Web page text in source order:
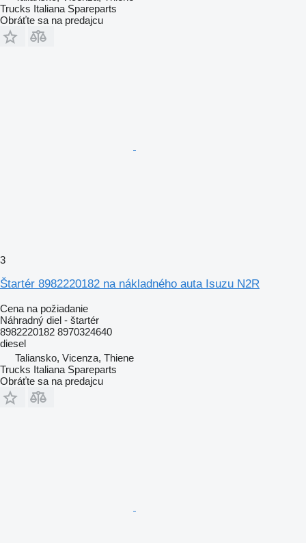
Trucks Italiana Spareparts
Obráťte sa na predajcu
3
Štartér 8982220182 na nákladného auta Isuzu N2R
Cena na požiadanie
Náhradný diel - štartér
8982220182 8970324640
diesel
Taliansko, Vicenza, Thiene
Trucks Italiana Spareparts
Obráťte sa na predajcu